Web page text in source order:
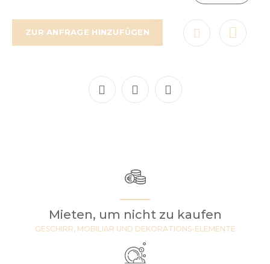
ZUR ANFRAGE HINZUFÜGEN
Mieten, um nicht zu kaufen
GESCHIRR, MOBILIAR UND DEKORATIONS-ELEMENTE